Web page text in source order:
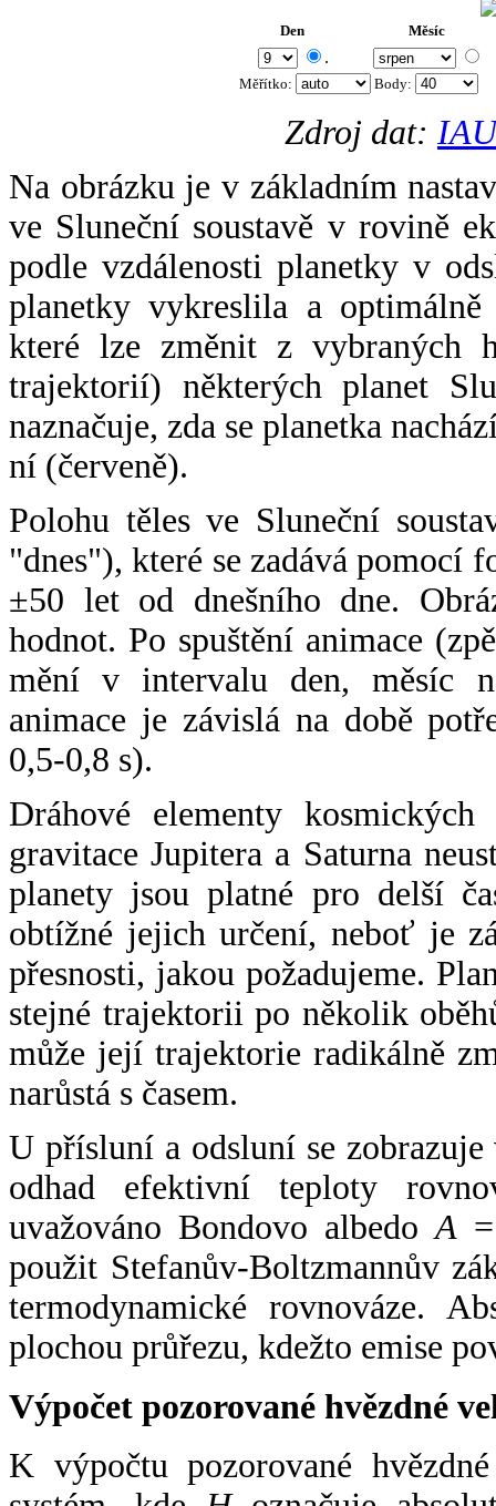
Den Měsíc
.
Měřítko: Body:
Zdroj dat:
Na obrázku je v základním
ve Sluneční soustavě v rovině
podle vzdálenosti planetky v
planetky vykreslila a
které lze změnit z vybraných
trajektorií) některých planet
naznačuje, zda se planetka
ní (červeně).
Polohu těles ve Sluneční
"dnes"), které se zadává pomocí
±50 let od dnešního dne.
hodnot. Po spuštění animace
mění v intervalu den, měsíc
animace je závislá na době
0,5-0,8 s).
Dráhové elementy
gravitace Jupitera a Saturna
planety jsou platné pro delší
obtížné jejich určení, neboť je
přesnosti, jakou požadujeme.
stejné trajektorii po několik
může její trajektorie radikálně
narůstá s časem.
U přísluní a odsluní se
odhad efektivní teploty
uvažováno Bondovo albedoA
použit Stefanův-Boltzmannův
termodynamické rovnováze.
plochou průřezu, kdežto emise
Výpočet pozorované hvězdné
K výpočtu pozorované